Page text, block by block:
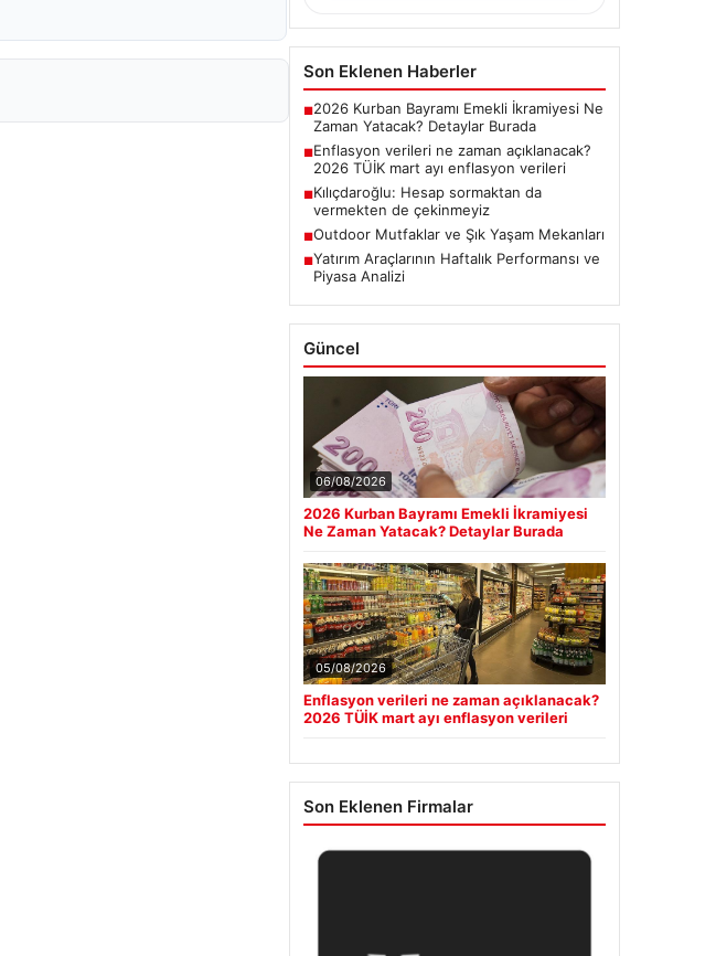
Son Eklenen Haberler
■2026 Kurban Bayramı Emekli İkramiyesi Ne
Zaman Yatacak? Detaylar Burada
■Enflasyon verileri ne zaman açıklanacak?
2026 TÜİK mart ayı enflasyon verileri
■Kılıçdaroğlu: Hesap sormaktan da
vermekten de çekinmeyiz
■Outdoor Mutfaklar ve Şık Yaşam Mekanları
■Yatırım Araçlarının Haftalık Performansı ve
Piyasa Analizi
Güncel
06/08/2026
2026 Kurban Bayramı Emekli İkramiyesi
Ne Zaman Yatacak? Detaylar Burada
05/08/2026
Enflasyon verileri ne zaman açıklanacak?
2026 TÜİK mart ayı enflasyon verileri
Son Eklenen Firmalar